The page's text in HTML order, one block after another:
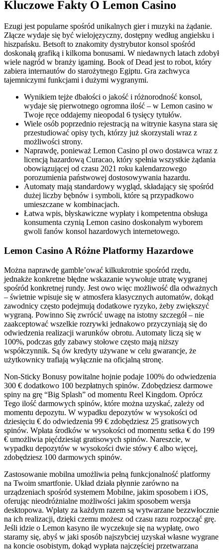
Kluczowe Fakty O Lemon Casino
Ezugi jest popularne spośród unikalnych gier i muzyki na żądanie.
Złącze wydaje się być wielojęzyczny, dostępny według angielsku i
hiszpańsku. Betsoft to znakomity dystrybutor konsol spośród
doskonałą grafiką i kilkoma bonusami. W niedawnych latach zdobył
wiele nagród w branży igaming. Book of Dead jest to robot, który
zabiera internautów do starożytnego Egiptu. Gra zachwyca
tajemniczymi funkcjami i dużymi wygranymi.
Wynikiem tejże dbałości o jakość i różnorodność konsol,
wydaje się pierwotnego ogromna ilość – w Lemon casino w
Twoje ręce oddajemy nieopodal 6 tysięcy tytułów.
Wiele osób poprzednio rejestracją na witrynie kasyna stara się
przestudiować opisy tych, którzy już skorzystali wraz z
możliwości strony.
Naprawdę, ponieważ Lemon Casino pl owo dostawca wraz z
licencją hazardową Curacao, który spełnia wszystkie żądania
obowiązującej od czasu 2021 roku kalendarzowego
porozumienia państwowej dostosowywania hazardu.
Automaty mają standardowy wygląd, składający się spośród
dużej liczby bębnów i symboli, które są przypadkowo
umieszczane w kombinacjach.
Łatwa wpis, błyskawiczne wypłaty i kompetentna obsługa
konsumenta czynią Lemon casino doskonałym wyborem
gwoli fanów konsol hazardowych internetowego.
Lemon Casino A Różne Platformy Hazardowe
Można naprawdę gamble’ować kilkukrotnie spośród rzędu,
jednakże konkretne błędne wskazanie wywołuje utratę wygranej
spośród konkretnej rundy. Jest owo więc możliwość dla odważnych
– świetnie wpisuje się w atmosfera klasycznych automatów, dokąd
zawodnicy często podejmują dodatkowe ryzyko, żeby zwiększyć
wygraną. Powinno Się zwrócić uwagę na istotny szczegół – nie
zaakceptować wszelkie rozrywki jednakowo przyczyniają się do
odwiedzenia realizacji warunków obrotu. Automaty liczą się w
100%, podczas gdy zabawy stołowe często mają niższy
współczynnik. Są ów kredyty używane w celu gwarancje, że
użytkownicy trafiają wyłącznie na oficjalną stronę.
Non-Sticky Bonusy powitalne hojnie podaje 100% do odwiedzenia
300 € dodatkowo 100 bezpłatnych spinów. Zdobędziesz darmowe
spiny na grę “Big Splash” od momentu Reel Kingdom. Oprócz
Tego ilość darmowych spinów, które można uzyskać, zależy od
momentu depozytu. W wypadku depozytów w wysokości od
dziesięciu € do odwiedzenia 99 € zdobędziesz 25 gratisowych
spinów. Wpłata środków w wysokości od momentu setka € do 199
€ umożliwia pięćdziesiąt gratisowych spinów. Nareszcie, w
wypadku depozytów w wysokości dwie stówy € albo więcej,
zdobędziesz 100 darmowych spinów.
Zastosowanie mobilna umożliwia pełną funkcjonalność platformy
na Twoim smartfonie. Układ działa płynnie zarówno na
urządzeniach spośród systemem Mobilne, jakim sposobem i iOS,
oferując nieodróżnialne możliwości jakim sposobem wersja
desktopowa. Wpłaty za każdym razem są wytwarzane bezzwłocznie
na ich realizacji, dzięki czemu możesz od czasu razu rozpocząć grę.
Jeśli idzie o Lemon kasyno ile wyczekuje się na wypłatę, owo
staramy się, abyś w jaki sposób najszybciej uzyskał własne wygrane
na koncie osobistym, dokąd wypłata najczęściej przetwarzana